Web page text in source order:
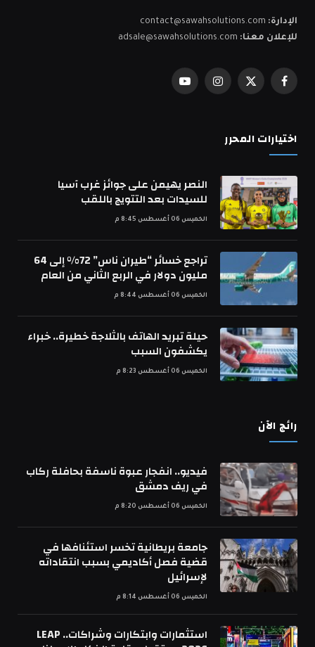
الإدارة: contact@sawahsolutions.com
للإعلان معنا: adsale@sawahsolutions.com
فيسبوكX
الانستغراميوتيوب
اختيارات المحرر
النصر يهيمن على جوائز غرب آسيا
للسيدات بعد التتويج باللقب
الخميس 06 أغسطس 8:45 م
تراجع خسائر “طيران ناس” 72% إلى 64
مليون دولار في الربع الثاني من العام
الخميس 06 أغسطس 8:44 م
حيلة تبريد الهاتف بالثلاجة خطيرة.. خبراء
يكشفون السبب
الخميس 06 أغسطس 8:23 م
رائج الآن
فيديو.. انفجار عبوة ناسفة بحافلة ركاب
في ريف دمشق
الخميس 06 أغسطس 8:20 م
جامعة بريطانية تخسر استئنافها في
قضية فصل أكاديمي بسبب انتقاداته
لإسرائيل
الخميس 06 أغسطس 8:14 م
استثمارات وابتكارات وشراكات.. LEAP